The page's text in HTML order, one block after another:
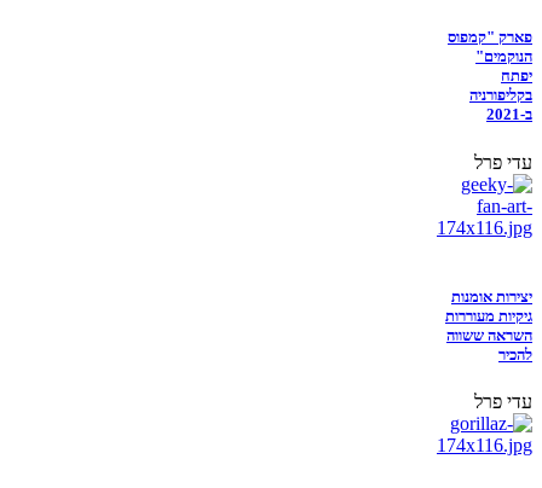
פארק "קמפוס
הנוקמים"
יפתח
בקליפורניה
ב-2021
עדי פרל
יצירות אומנות
גיקיות מעוררות
השראה ששווה
להכיר
עדי פרל